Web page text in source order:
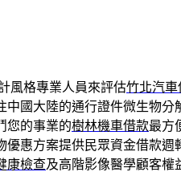
風格專業人員來評估竹北汽車
中國大陸的通行證件微生物分
您的事業的樹林機車借款最方
優惠方案提供民眾資金借款週
康檢查及高階影像醫學顧客權